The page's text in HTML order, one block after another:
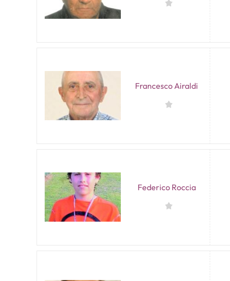
Francesco Airaldi
Federico Roccia